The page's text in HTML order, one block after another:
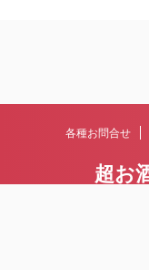
各種お問合せ
超お